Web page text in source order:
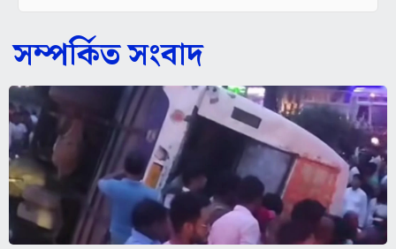
সম্পর্কিত সংবাদ